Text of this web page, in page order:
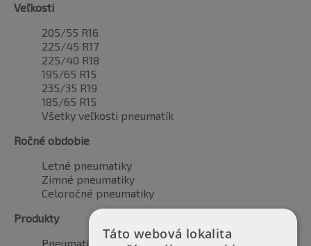
Veľkosti
205/55 R16
225/45 R17
225/40 R18
195/65 R15
235/35 R19
185/65 R15
Všetky veľkosti pneumatík
Ročné obdobie
Letné pneumatiky
Zimné pneumatiky
Celoročné pneumatiky
Produkty
Pneumatiky pre automobily
Táto webová lokalita